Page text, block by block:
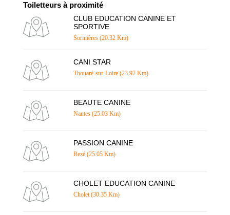
Toiletteurs à proximité
CLUB EDUCATION CANINE ET
SPORTIVE
Sorinières (20.32 Km)
CANI STAR
Thouaré-sur-Loire (23.97 Km)
BEAUTE CANINE
Nantes (25.03 Km)
PASSION CANINE
Rezé (25.05 Km)
CHOLET EDUCATION CANINE
Cholet (30.35 Km)